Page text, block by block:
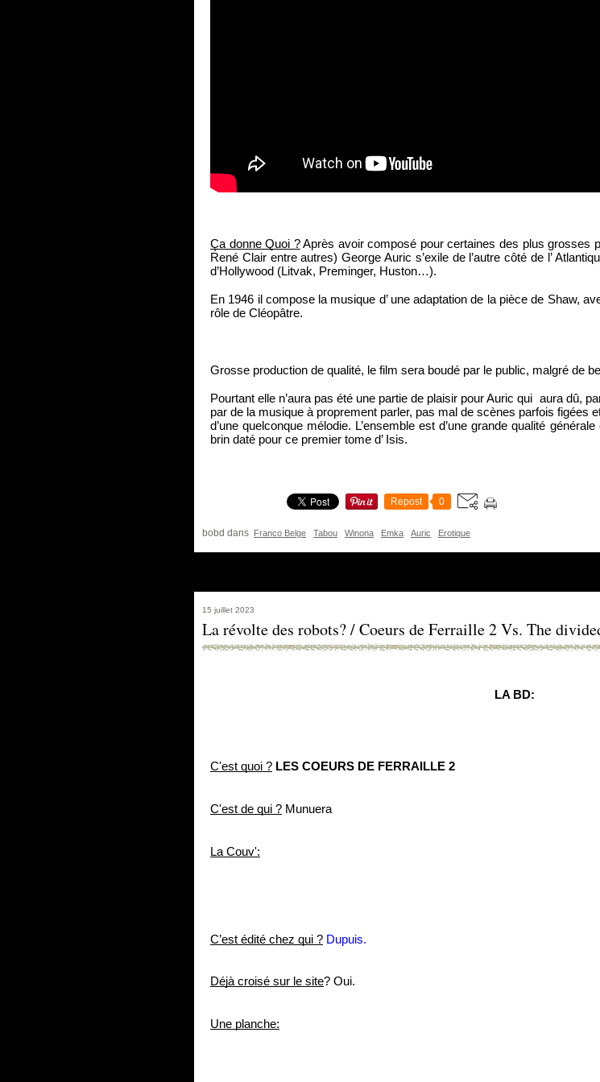
Ça donne Quoi ? Après avoir composé pour certaines des plus grosses
René Clair entre autres) George Auric s’exile de l’autre côté de l’
d’Hollywood (Litvak, Preminger, Huston…).
En 1946 il compose la musique d’ une adaptation de la pièce de Shaw,
rôle de Cléopâtre.
Grosse production de qualité, le film sera boudé par le public, malgré de
Pourtant elle n’aura pas été une partie de plaisir pour Auric qui  aura dû,
par de la musique à proprement parler, pas mal de scènes parfois figées
d’une quelconque mélodie. L’ensemble est d’une grande qualité
brin daté pour ce premier tome d’ Isis.
Repost 0
bobd dans Franco Belge Tabou Winona Emka Auric Erotique
15 juillet 2023
La révolte des robots? / Coeurs de Ferraille 2 Vs. The
LA BD:
C'est quoi ? LES COEURS DE FERRAILLE 2
C'est de qui ? Munuera
La Couv':
C’est édité chez qui ? Dupuis.
Déjà croisé sur le site? Oui.
Une planche: